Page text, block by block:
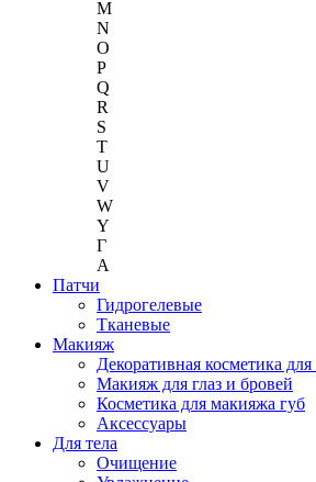
M
N
O
P
Q
R
S
T
U
V
W
Y
Г
A
Патчи
Гидрогелевые
Тканевые
Макияж
Декоративная косметика
Макияж для глаз и бровей
Косметика для макияжа губ
Аксессуары
Для тела
Очищение